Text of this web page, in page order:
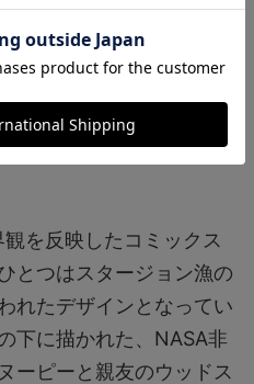
ーンフェイズ表示は、同
スタージョンムーン（チ
イアされたデザインで、
を反映したコミックス
とつはスタージョン漁の
れたデザインとなってい
下に描かれた、NASA非
ーピーと親友のウッドス